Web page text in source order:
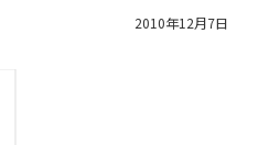
2010年12月7日